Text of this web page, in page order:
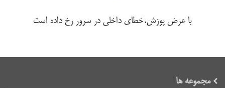
با عرض پوزش،خطای داخلی در سرور رخ داده است
مجموعه ها